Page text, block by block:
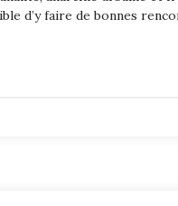
d’y faire de bonnes